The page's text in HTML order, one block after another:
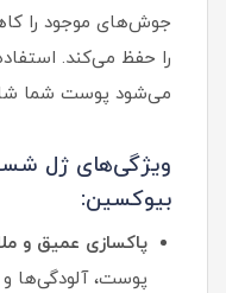
جوش‌های موجود را
را حفظ می‌کند.
می‌شود پوست شما
ویژگی‌های ژل
بیوکسین:
پاکسازی عمیق و
پوست، آلودگی‌ها و